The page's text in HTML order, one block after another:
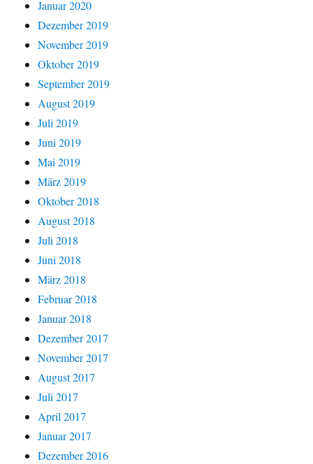
Januar 2020
Dezember 2019
November 2019
Oktober 2019
September 2019
August 2019
Juli 2019
Juni 2019
Mai 2019
März 2019
Oktober 2018
August 2018
Juli 2018
Juni 2018
März 2018
Februar 2018
Januar 2018
Dezember 2017
November 2017
August 2017
Juli 2017
April 2017
Januar 2017
Dezember 2016